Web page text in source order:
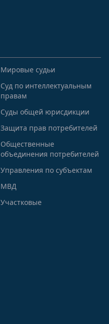
Мировые судьи
Суд по интеллектуальным
правам
Суды общей юрисдикции
Защита прав потребителей
Общественные
объединения потребителей
Управления по субъектам
МВД
Участковые